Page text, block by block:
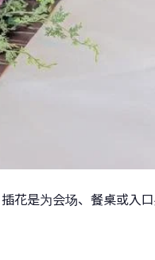
花是为会场、餐桌或入